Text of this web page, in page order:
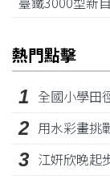
熱門點擊
1 全國小學田
2 用水彩畫挑
3 江姸欣晚起